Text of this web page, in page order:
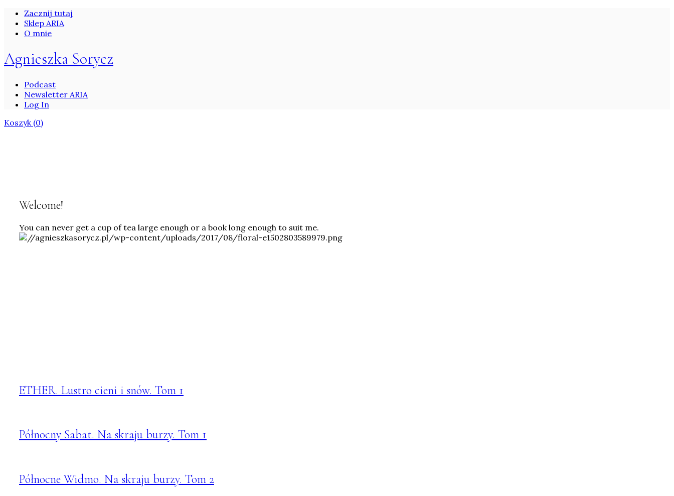
Zacznij tutaj
Sklep ARIA
O mnie
Agnieszka Sorycz
Podcast
Newsletter ARIA
Log In
Koszyk (0)
Welcome!
You can never get a cup of tea large enough or a book long enough to suit me.
ETHER. Lustro cieni i snów. Tom 1
Północny Sabat. Na skraju burzy. Tom 1
Północne Widmo. Na skraju burzy. Tom 2